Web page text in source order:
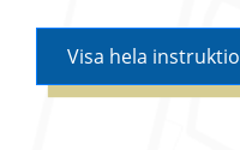
Visa hela